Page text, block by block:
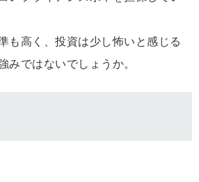
も高く、投資は少し怖いと感じる
みではないでしょうか。